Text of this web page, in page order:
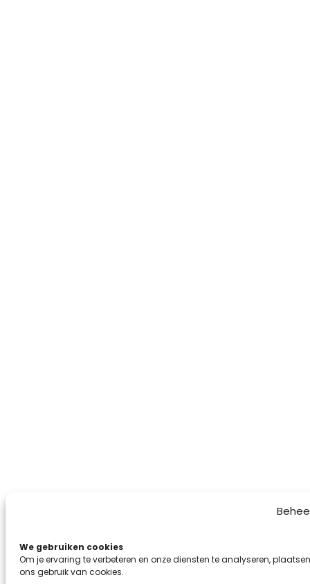
We gebruiken cookies
Om je ervaring te verbeteren en onze diensten te analyseren,
ons gebruik van cookies.